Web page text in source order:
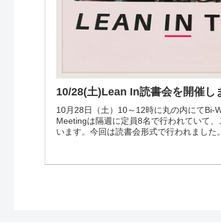
10/28(土)Lean In読書会を開催し
10月28日（土）10～12時に丸の内にてBi-
Meetingは隔週に定員8名で行われていて
います。今回は読書会形式で行われました